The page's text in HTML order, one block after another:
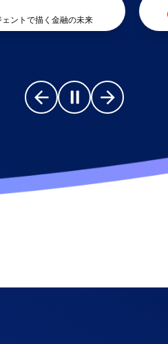
で描く金融の未来
Go to previous slide
Pause carousel
Go to next